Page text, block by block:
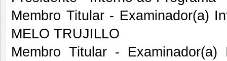
Membro Titular - Examinador(a)
MELO TRUJILLO
Membro Titular -